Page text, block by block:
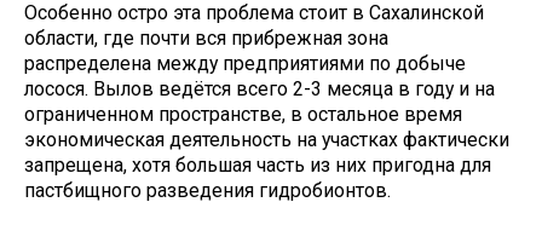
Особенно остро эта проблема стоит в Сахалинской
области, где почти вся прибрежная зона
распределена между предприятиями по добыче
лосося. Вылов ведётся всего 2-3 месяца в году и на
ограниченном пространстве, в остальное время
экономическая деятельность на участках фактически
запрещена, хотя большая часть из них пригодна для
пастбищного разведения гидробионтов.